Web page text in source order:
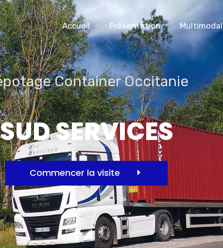
Accueil Présentation Multimodal
Container Occitanie
SUD SERVICES
Commencer la visite